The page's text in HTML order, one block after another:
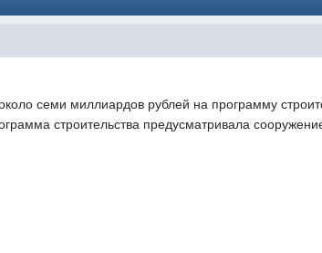
семи миллиардов рублей на программу
строительства предусматривала